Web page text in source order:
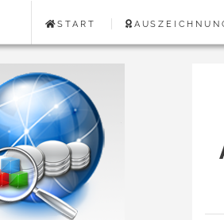
START